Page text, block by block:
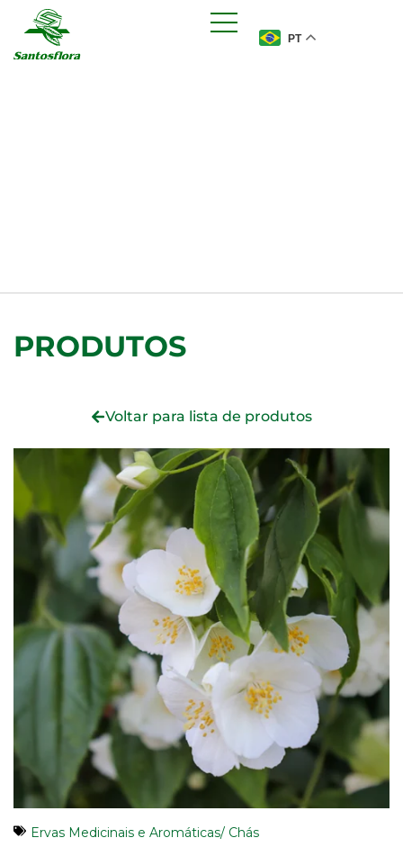
PT
PRODUTOS
Voltar para lista de produtos
Ervas Medicinais e Aromáticas/ Chás